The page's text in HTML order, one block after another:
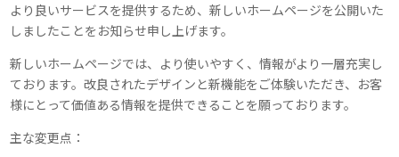
より良いサービスを提供するため、新しいホームページを公開いた
しましたことをお知らせ申し上げます。
新しいホームページでは、より使いやすく、情報がより一層充実し
ております。改良されたデザインと新機能をご体験いただき、お客
様にとって価値ある情報を提供できることを願っております。
主な変更点：